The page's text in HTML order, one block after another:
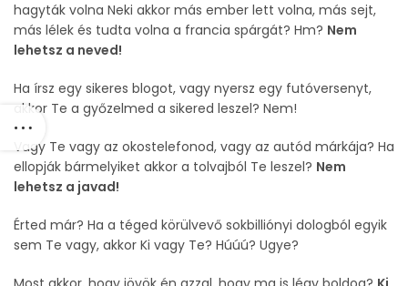
hagyták volna Neki akkor más ember lett volna, más sejt,
más lélek és tudta volna a francia spárgát? Hm? Nem
lehetsz a neved!
Ha írsz egy sikeres blogot, vagy nyersz egy futóversenyt,
akkor Te a győzelmed a sikered leszel? Nem!
Vagy Te vagy az okostelefonod, vagy az autód márkája? Ha
ellopják bármelyiket akkor a tolvajból Te leszel? Nem
lehetsz a javad!
Érted már? Ha a téged körülvevő sokbilliónyi dologból egyik
sem Te vagy, akkor Ki vagy Te? Húúú? Ugye?